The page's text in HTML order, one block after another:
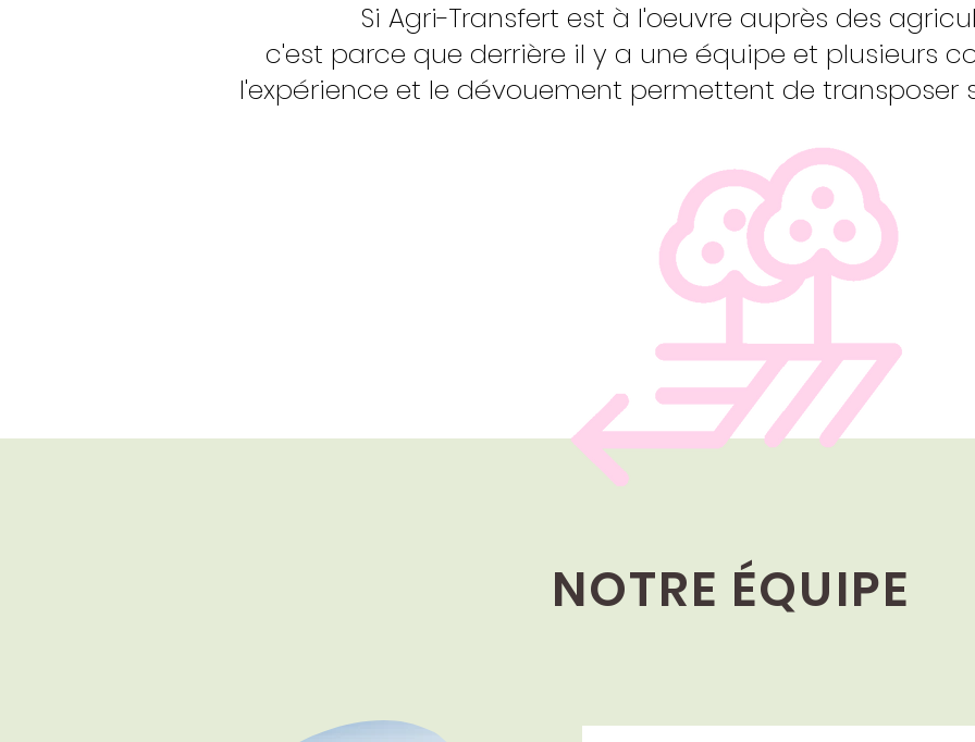
Si Agri-Transfert est à l'oeuvre auprès des
c'est parce que derrière il y a une équipe et plusieurs
l'expérience et le dévouement permettent de transposer
NOTRE ÉQUIPE